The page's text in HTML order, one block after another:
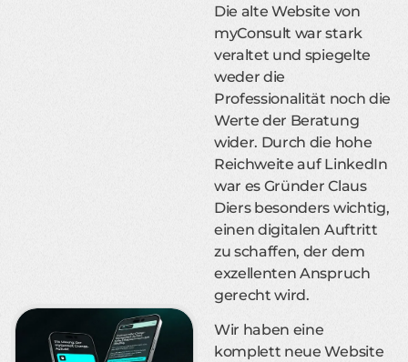
Die alte Website von
myConsult war stark
veraltet und spiegelte
weder die
Professionalität noch die
Werte der Beratung
wider. Durch die hohe
Reichweite auf LinkedIn
war es Gründer Claus
Diers besonders wichtig,
einen digitalen Auftritt
zu schaffen, der dem
exzellenten Anspruch
gerecht wird.
Wir haben eine
komplett neue Website